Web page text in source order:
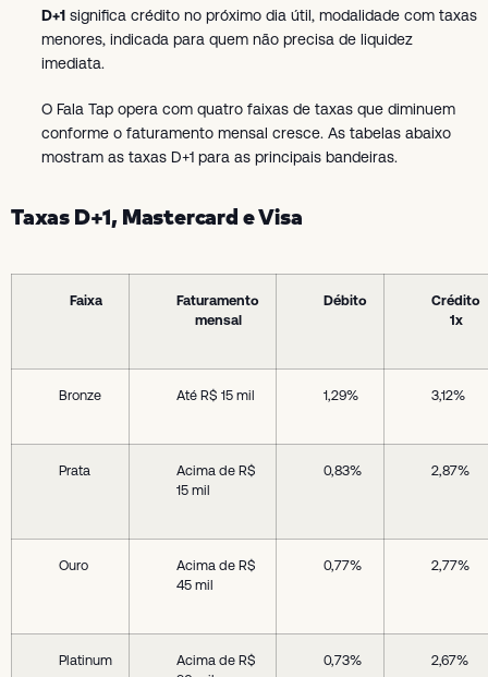
D+1 significa crédito no próximo dia útil, modalidade com taxas
menores, indicada para quem não precisa de liquidez
imediata.
O Fala Tap opera com quatro faixas de taxas que diminuem
conforme o faturamento mensal cresce. As tabelas abaixo
mostram as taxas D+1 para as principais bandeiras.
Taxas D+1, Mastercard e Visa
Faixa
Faturamento
mensal
Débito
Crédito
1x
Bronze Até R$ 15 mil 1,29% 3,12%
Prata
Acima de R$
15 mil
0,83% 2,87%
Ouro
Acima de R$
45 mil
0,77% 2,77%
Platinum
Acima de R$
0,73% 2,67%